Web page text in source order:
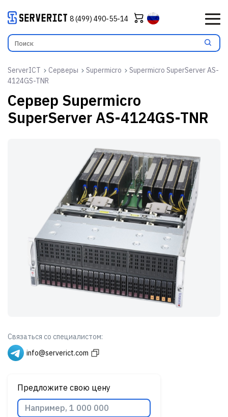
8 (499) 490-55-14
ServerICT Серверы Supermicro
Supermicro SuperServer AS-
4124GS-TNR
Сервер Supermicro
SuperServer AS-4124GS-TNR
Связаться со специалистом:
info@serverict.com
Предложите свою цену